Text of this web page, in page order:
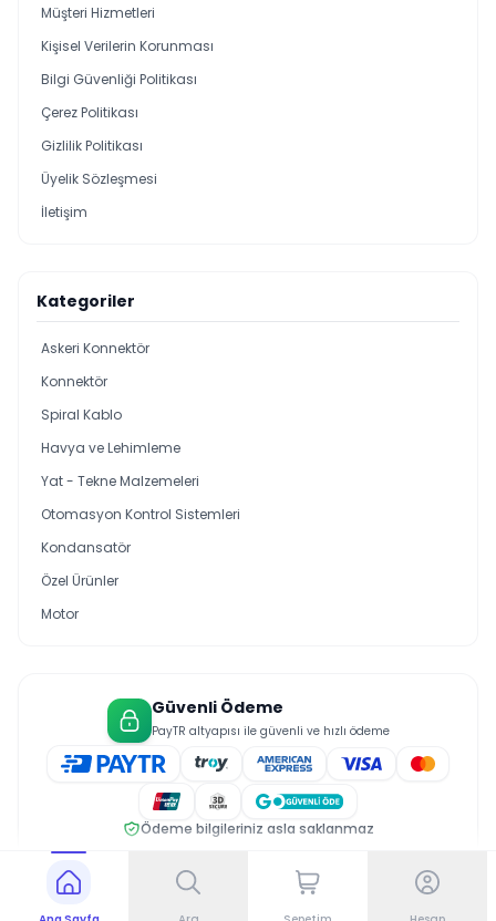
Müşteri Hizmetleri
Kişisel Verilerin Korunması
Bilgi Güvenliği Politikası
Çerez Politikası
Gizlilik Politikası
Üyelik Sözleşmesi
İletişim
Kategoriler
Askeri Konnektör
Konnektör
Spiral Kablo
Havya ve Lehimleme
Yat - Tekne Malzemeleri
Otomasyon Kontrol Sistemleri
Kondansatör
Özel Ürünler
Motor
Güvenli Ödeme
PayTR altyapısı ile güvenli ve hızlı ödeme
Ödeme bilgileriniz asla saklanmaz